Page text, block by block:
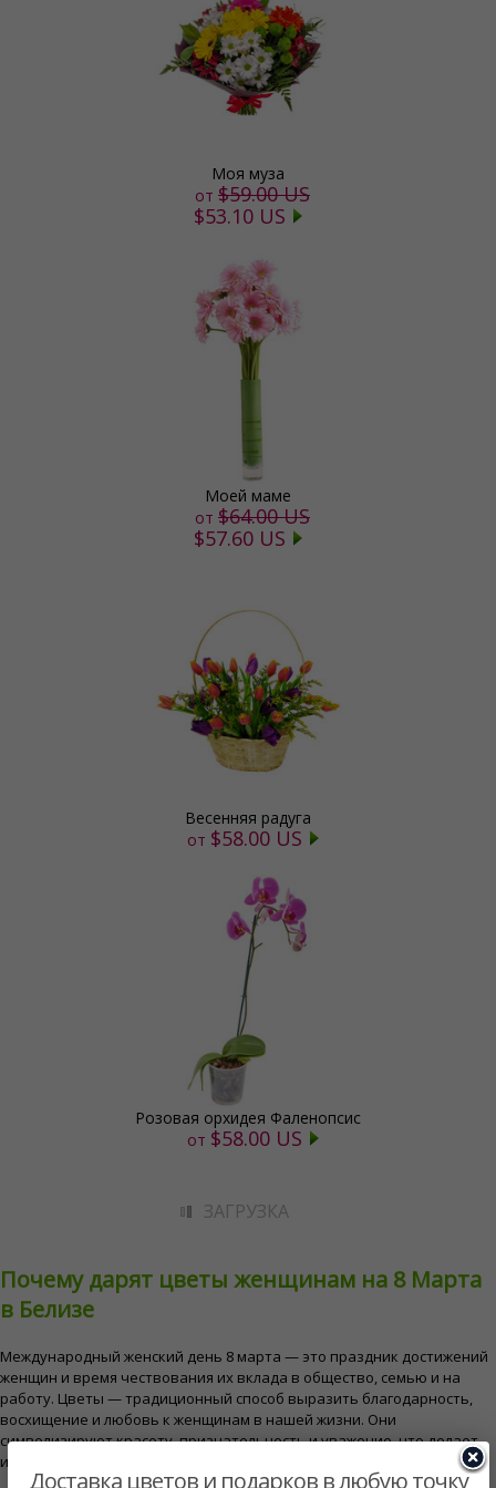
Моя муза
от $59.00 US
$53.10 US
Моей маме
от $64.00 US
$57.60 US
Весенняя радуга
от $58.00 US
Розовая орхидея Фаленопсис
от $58.00 US
ЗАГРУЗКА
Почему дарят цветы женщинам на 8 Марта
в Белизе
Международный женский день 8 марта — это праздник достижений
женщин и время чествования их вклада в общество, семью и на
работу. Цветы — традиционный способ выразить благодарность,
восхищение и любовь к женщинам в нашей жизни. Они
символизируют красоту, признательность и уважение, что делает
их идеальным подарком по этому особому случаю.
Доставка цветов и подарков в любую точку